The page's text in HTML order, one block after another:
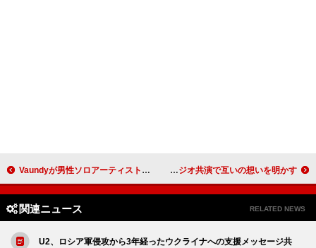
Vaundyが男性ソロアーティスト最年少での4大ドームツアーへ、アリーナツアー最終公演で発表 木村拓哉の“ワンオク愛”×Takaの“木村拓哉愛”、ラジオ共演で互いの想いを明かす
関連ニュース RELATED NEWS
U2、ロシア軍侵攻から3年経ったウクライナへの支援メッセージ共